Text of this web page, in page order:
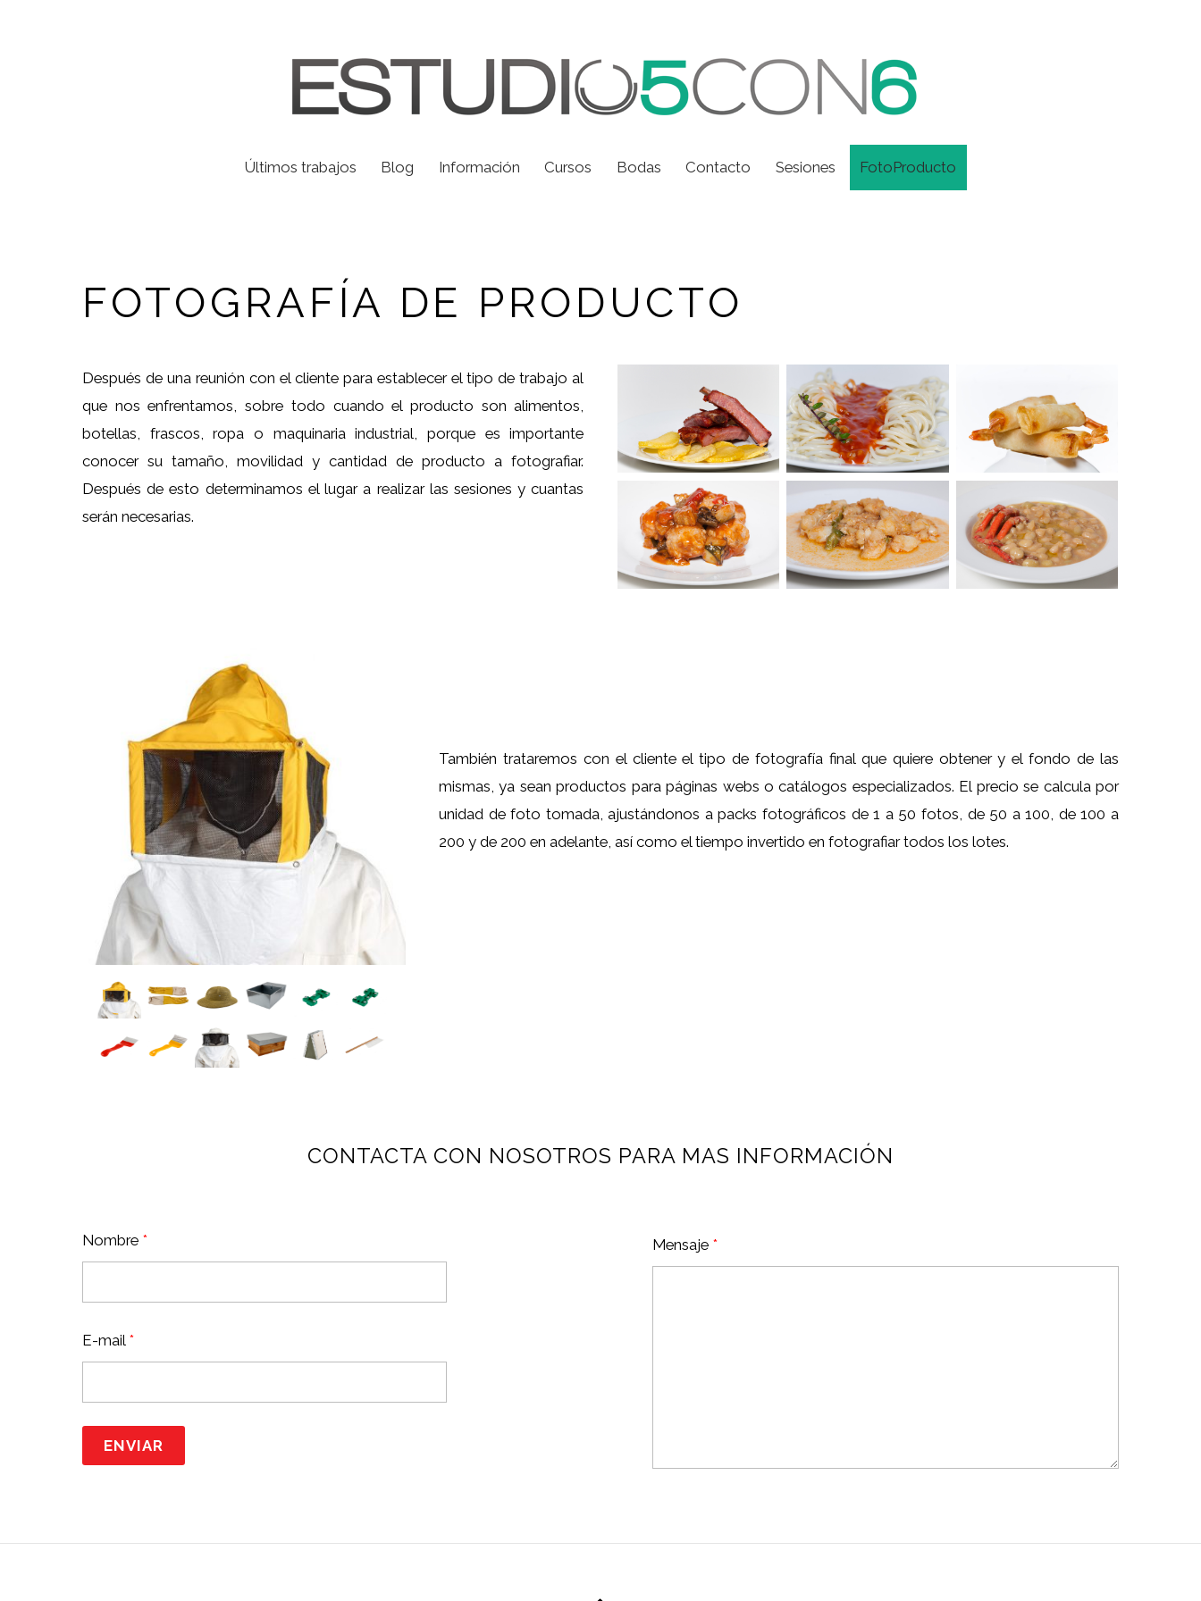
Últimos trabajos Blog Información Cursos Bodas Contacto Sesiones FotoProducto
FOTOGRAFÍA DE PRODUCTO
Después de una reunión con el cliente para establecer el tipo de trabajo al
que nos enfrentamos, sobre todo cuando el producto son alimentos,
botellas, frascos, ropa o maquinaria industrial, porque es importante
conocer su tamaño, movilidad y cantidad de producto a fotografiar.
Después de esto determinamos el lugar a realizar las sesiones y cuantas
serán necesarias.
También trataremos con el cliente el tipo de fotografía final que quiere obtener y el fondo de las
mismas, ya sean productos para páginas webs o catálogos especializados. El precio se calcula por
unidad de foto tomada, ajustándonos a packs fotográficos de 1 a 50 fotos, de 50 a 100, de 100 a
200 y de 200 en adelante, así como el tiempo invertido en fotografiar todos los lotes.
CONTACTA CON NOSOTROS PARA MAS INFORMACIÓN
Nombre *
E-mail *
Mensaje *
ENVIAR